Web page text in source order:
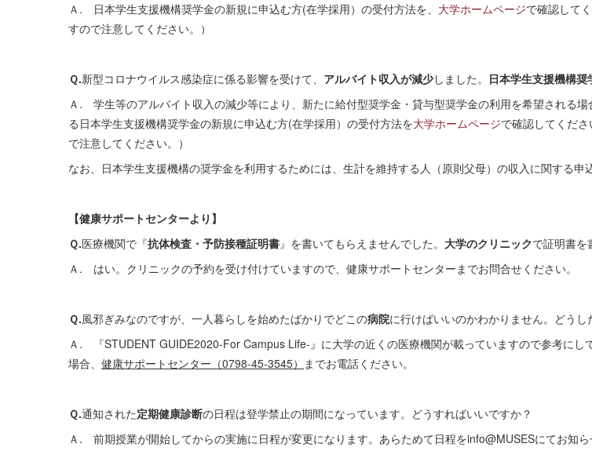
Ａ. 日本学生支援機構奨学金の新規に申込む方(在学採用）の受付方法を、 大学ホームページで確認して
すので注意してください。）
Ｑ.新型コロナウイルス感染症に係る影響を受けて、 アルバイト収入が減少しました。 日本学生支援機構奨
Ａ. 学生等のアルバイト収入の減少等により、新たに給付型奨学金・貸与型奨学金の利用を希望される
る日本学生支援機構奨学金の新規に申込む方(在学採用）の受付方法を大学ホームページで確認してくだ
で注意してください。）
なお、日本学生支援機構の奨学金を利用するためには、生計を維持する人（原則父母）の収入に関する申
【健康サポートセンターより】
Ｑ.医療機関で『抗体検査・予防接種証明書』を書いてもらえませんでした。 大学のクリニックで証明書を
Ａ. はい。クリニックの予約を受け付けていますので、健康サポートセンターまでお問合せください。
Ｑ.風邪ぎみなのですが、一人暮らしを始めたばかりでどこの病院に行けばいいのかわかりません。どうし
Ａ. 『STUDENT GUIDE2020-For Campus Life-』に大学の近くの医療機関が載っていますので参考にし
場合、 健康サポートセンター（0798-45-3545） までお電話ください。
Ｑ.通知された定期健康診断の日程は登学禁止の期間になっています。どうすればいいですか？
Ａ. 前期授業が開始してからの実施に日程が変更になります。あらためて日程をinfo@MUSESにてお知ら